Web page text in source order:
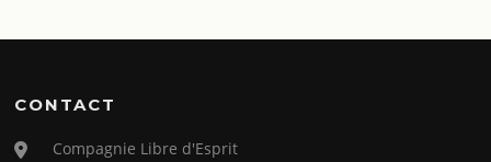
CONTACT
Compagnie Libre d'Esprit